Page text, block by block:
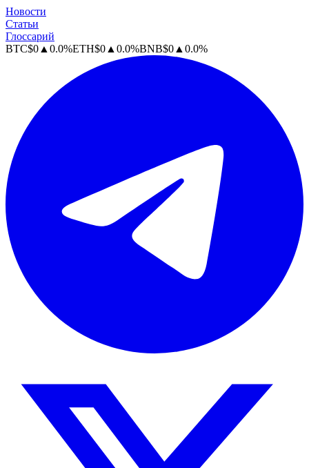
Новости
Статьи
Глоссарий
BTC$0 ▲ 0.0%ETH$0 ▲ 0.0%BNB$0 ▲ 0.0%